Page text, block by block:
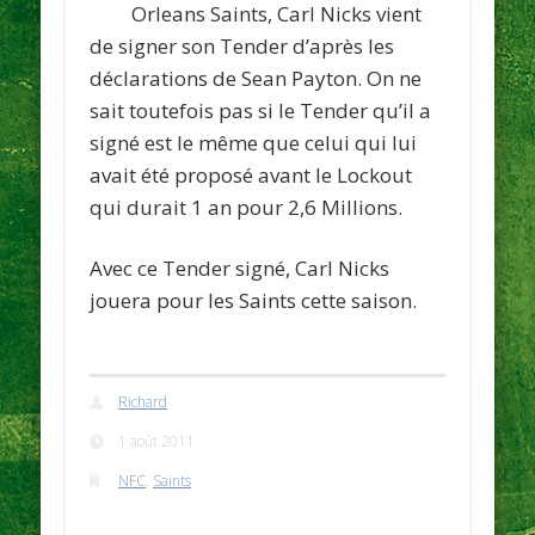
Orleans Saints, Carl Nicks vient
de signer son Tender d’après les
déclarations de Sean Payton. On ne
sait toutefois pas si le Tender qu’il a
signé est le même que celui qui lui
avait été proposé avant le Lockout
qui durait 1 an pour 2,6 Millions.
Avec ce Tender signé, Carl Nicks
jouera pour les Saints cette saison.
Richard
1 août 2011
NFC, Saints